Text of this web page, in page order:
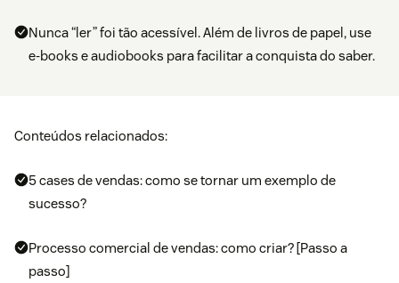
Nunca “ler” foi tão acessível. Além de livros de papel, use
e-books e audiobooks para facilitar a conquista do saber.
Conteúdos relacionados:
5 cases de vendas: como se tornar um exemplo de
sucesso?
Processo comercial de vendas: como criar? [Passo a
passo]